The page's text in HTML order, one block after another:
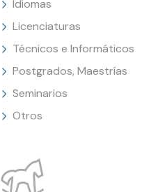
Idiomas
Licenciaturas
Técnicos e Informáticos
Postgrados, Maestrías
Seminarios
Otros